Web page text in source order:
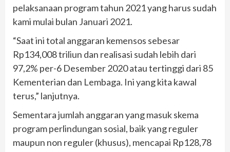
pelaksanaan program tahun 2021 yang harus sudah
kami mulai bulan Januari 2021.
“Saat ini total anggaran kemensos sebesar
Rp134,008 triliun dan realisasi sudah lebih dari
97,2% per-6 Desember 2020 atau tertinggi dari 85
Kementerian dan Lembaga. Ini yang kita kawal
terus,” lanjutnya.
Sementara jumlah anggaran yang masuk skema
program perlindungan sosial, baik yang reguler
maupun non reguler (khusus), mencapai Rp128,78